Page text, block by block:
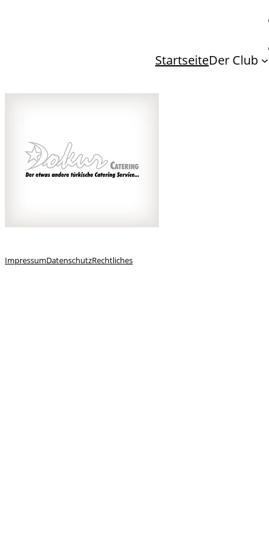
StartseiteDer Club
ImpressumDatenschutzRechtliches